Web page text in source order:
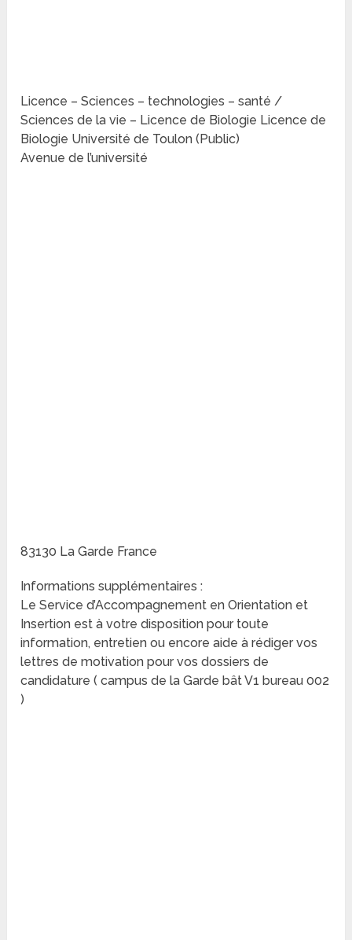
Licence – Sciences – technologies – santé /
Sciences de la vie – Licence de Biologie Licence de
Biologie Université de Toulon (Public)
Avenue de l’université
83130 La Garde France
Informations supplémentaires :
Le Service d’Accompagnement en Orientation et
Insertion est à votre disposition pour toute
information, entretien ou encore aide à rédiger vos
lettres de motivation pour vos dossiers de
candidature ( campus de la Garde bât V1 bureau 002
)